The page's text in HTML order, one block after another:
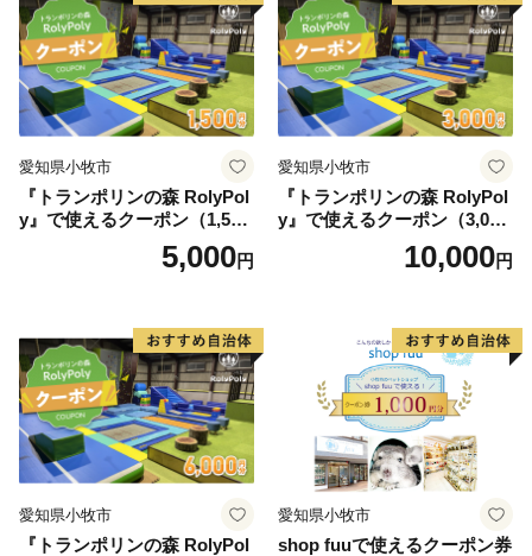
愛知県小牧市
『トランポリンの森 RolyPol
y』で使えるクーポン（1,500
5,000円
愛知県小牧市
『トランポリンの森 RolyPol
y』で使えるクーポン（3,000
10,000円
愛知県小牧市
『トランポリンの森 RolyPol
愛知県小牧市
shop fuuで使えるクーポン券